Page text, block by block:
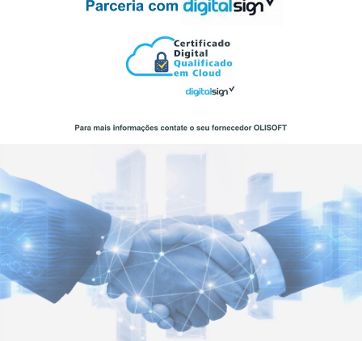
Serviço de Cópias
de Segurança
OLISOFT